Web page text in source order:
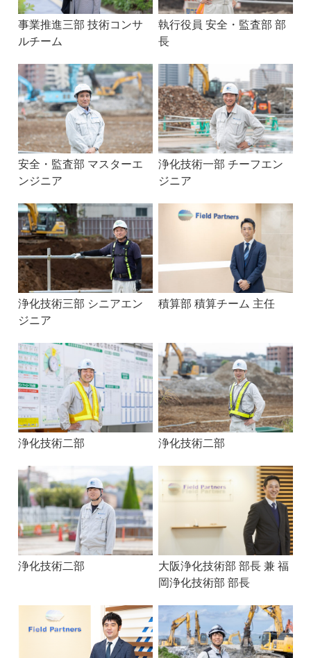
事業推進三部 技術コンサ
ルチーム
執行役員 安全・監査部 部
長
安全・監査部 マスターエ
ンジニア
浄化技術一部 チーフエン
ジニア
浄化技術三部 シニアエン
ジニア
積算部 積算チーム 主任
浄化技術二部 浄化技術二部
浄化技術二部
大阪浄化技術部 部長 兼 福
岡浄化技術部 部長